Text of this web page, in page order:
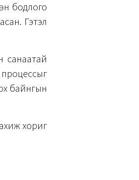
бодлого
Гэтэл
санаатай
байнгын
хориг